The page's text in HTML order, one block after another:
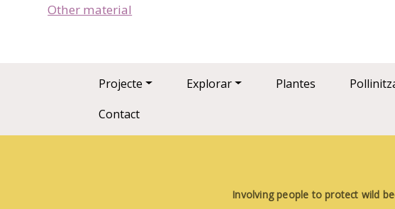
type
Other material
Main navigation
Projecte Explorar Plantes
Contact
Involving people to protect wild